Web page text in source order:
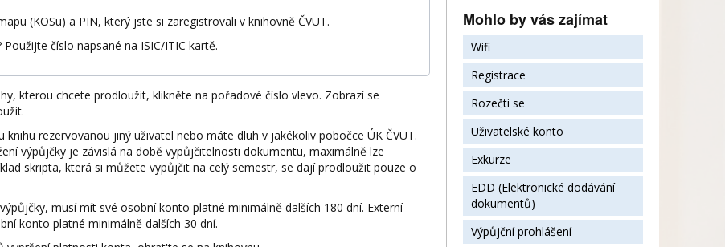
(KOSu) a PIN, který jste si zaregistrovali v knihovně ČVUT.
číslo napsané na ISIC/ITIC kartě.
kterou chcete prodloužit, klikněte na pořadové číslo vlevo. Zobrazí se
rezervovanou jiný uživatel nebo máte dluh v jakékoliv pobočce ÚK ČVUT.
výpůjčky je závislá na době vypůjčitelnosti dokumentu, maximálně lze
skripta, která si můžete vypůjčit na celý semestr, se dají prodloužit pouze o
musí mít své osobní konto platné minimálně dalších 180 dní. Externí
konto platné minimálně dalších 30 dní.
Mohlo by vás zajímat
Wifi
Registrace
Rozečti se
Uživatelské konto
Exkurze
EDD (Elektronické dodávání
dokumentů)
Výpůjční prohlášení